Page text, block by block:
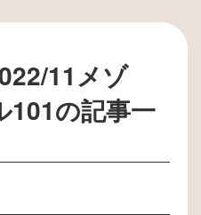
11メゾ
101の記事一